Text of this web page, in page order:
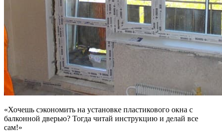
«Хочешь сэкономить на установке пластикового окна с
балконной дверью? Тогда читай инструкцию и делай все
сам!»